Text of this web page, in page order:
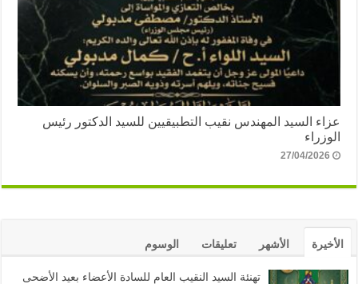
عزاء السيد المهندس نقيب التطبيقيين للسيد الدكتور رئيس
الوزراء
27/04/2026
الأخيرة الأشهر تعليقات الوسوم
تهنئة السيد النقيب العام للسادة الأعضاء بعيد الأضحى